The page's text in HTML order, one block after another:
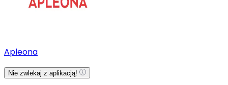
Apleona
Nie zwlekaj z aplikacją!